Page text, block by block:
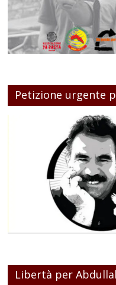
Petizione urgente
Libertà per